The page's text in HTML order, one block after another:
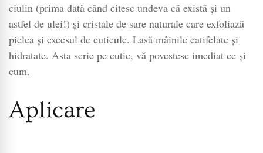
ciulin (prima dată când citesc undeva că există și un
astfel de ulei!) și cristale de sare naturale care exfoliază
pielea și excesul de cuticule. Lasă mâinile catifelate și
hidratate. Asta scrie pe cutie, vă povestesc imediat ce și
cum.
Aplicare